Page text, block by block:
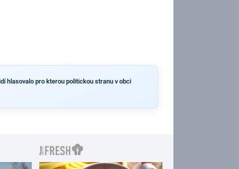
hlasovalo pro kterou politickou stranu v obci